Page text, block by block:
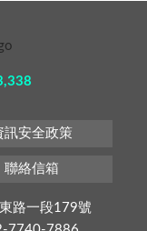
訊安全政策
聯絡信箱
路一段179號